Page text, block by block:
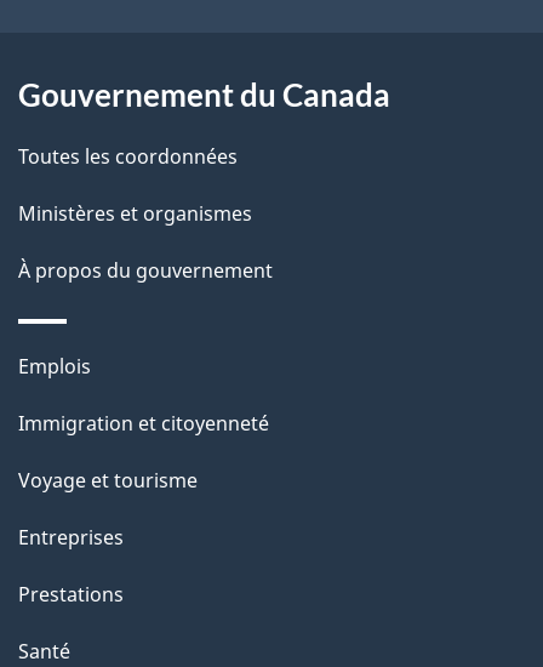
l
p
a
g
e
Gouvernement du Canada
Toutes les coordonnées
Ministères et organismes
À propos du gouvernement
Thèmes
sujets
Emplois
Immigration et citoyenneté
Voyage et tourisme
Entreprises
Prestations
Santé